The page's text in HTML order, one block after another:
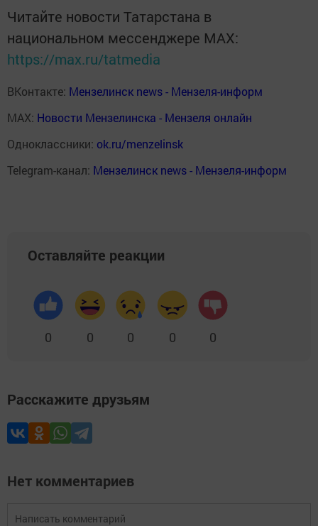
Читайте новости Татарстана в
национальном мессенджере MАХ:
https://max.ru/tatmedia
ВКонтакте: Мензелинск news - Мензеля-информ
MAX: Новости Мензелинска - Мензеля онлайн
Одноклассники: ok.ru/menzelinsk
Telegram-канал: Мензелинск news - Мензеля-информ
Оставляйте реакции
0 0 0 0 0
Расскажите друзьям
Нет комментариев